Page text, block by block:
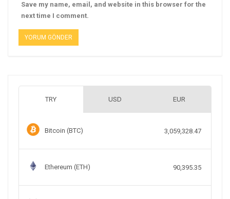
Save my name, email, and website in this browser for the
next time I comment.
TRY USD EUR
Bitcoin (BTC) 3,059,328.47
Ethereum (ETH) 90,395.35